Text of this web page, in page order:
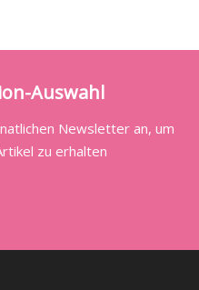
Auswahl
Newsletter an, um
zu erhalten